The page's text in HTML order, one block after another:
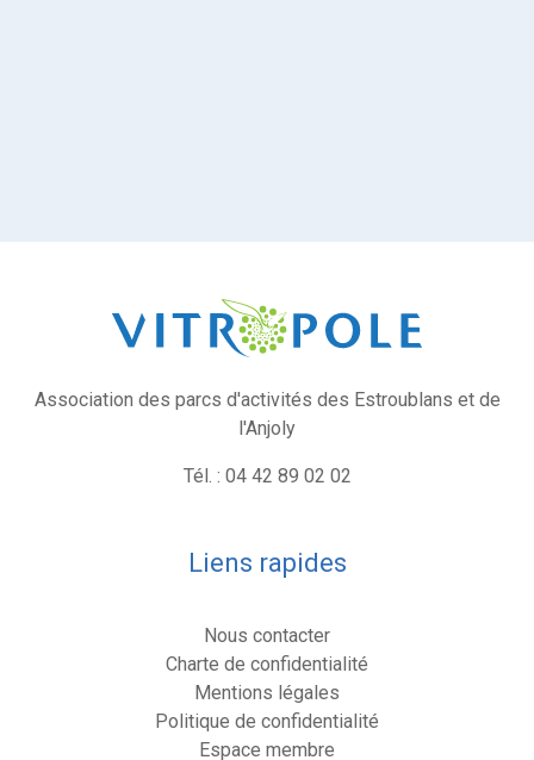
Association des parcs d'activités des Estroublans et de
l'Anjoly
Tél. : 04 42 89 02 02
Liens rapides
Nous contacter
Charte de confidentialité
Mentions légales
Politique de confidentialité
Espace membre